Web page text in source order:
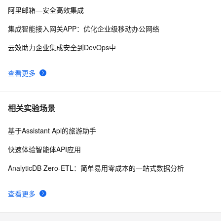
查看更多
阿里邮箱—安全高效集成
集成智能接入网关APP：优化企业级移动办公网络
云效助力企业集成安全到DevOps中
相关实验场景
查看更多
基于Assistant Api的旅游助手
快速体验智能体API应用
AnalyticDB Zero-ETL：简单易用零成本的一站式数据分析